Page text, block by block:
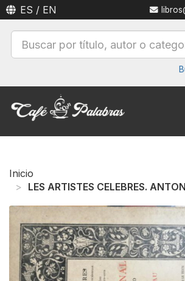
ES / EN
Inicio
LES ARTISTES CELEBRES.